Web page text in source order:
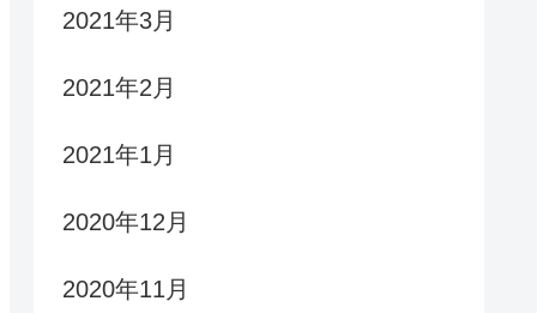
2021年3月
2021年2月
2021年1月
2020年12月
2020年11月